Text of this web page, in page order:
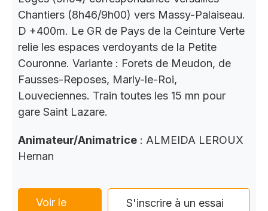
Chantiers (8h46/9h00) vers Massy-Palaiseau.
D +400m. Le GR de Pays de la Ceinture Verte
relie les espaces verdoyants de la Petite
Couronne. Variante : Forets de Meudon, de
Fausses-Reposes, Marly-le-Roi,
Louveciennes. Train toutes les 15 mn pour
gare Saint Lazare.
Animateur/Animatrice : ALMEIDA LEROUX
Hernan
Voir le
S'inscrire à un essai